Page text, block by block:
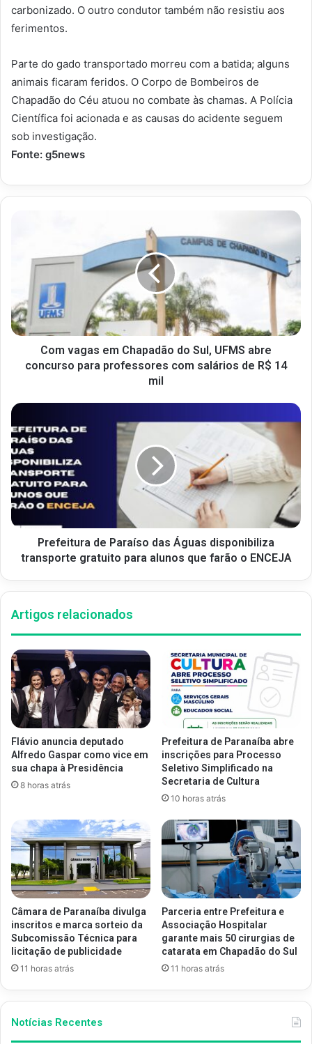
carbonizado. O outro condutor também não resistiu aos
ferimentos.
Parte do gado transportado morreu com a batida; alguns
animais ficaram feridos. O Corpo de Bombeiros de
Chapadão do Céu atuou no combate às chamas. A Polícia
Científica foi acionada e as causas do acidente seguem
sob investigação.
Fonte: g5news
Com vagas em Chapadão do Sul, UFMS abre
concurso para professores com salários de R$ 14
mil
Prefeitura de Paraíso das Águas disponibiliza
transporte gratuito para alunos que farão o ENCEJA
Artigos relacionados
Flávio anuncia deputado
Alfredo Gaspar como vice em
sua chapa à Presidência
8 horas atrás
Prefeitura de Paranaíba abre
inscrições para Processo
Seletivo Simplificado na
Secretaria de Cultura
10 horas atrás
Câmara de Paranaíba divulga
inscritos e marca sorteio da
Subcomissão Técnica para
licitação de publicidade
11 horas atrás
Parceria entre Prefeitura e
Associação Hospitalar
garante mais 50 cirurgias de
catarata em Chapadão do Sul
11 horas atrás
Notícias Recentes